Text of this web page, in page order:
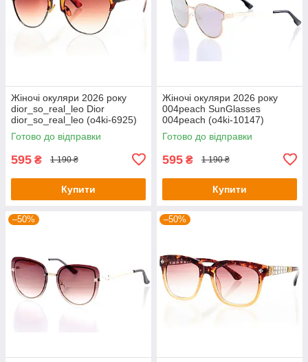
Жіночі окуляри 2026 року
dior_so_real_leo Dior
dior_so_real_leo (o4ki-6925)
Готово до відправки
595 ₴ 1 190 ₴
Купити
Жіночі окуляри 2026 року
004peach SunGlasses
004peach (o4ki-10147)
Готово до відправки
595 ₴ 1 190 ₴
Купити
–50% –50%